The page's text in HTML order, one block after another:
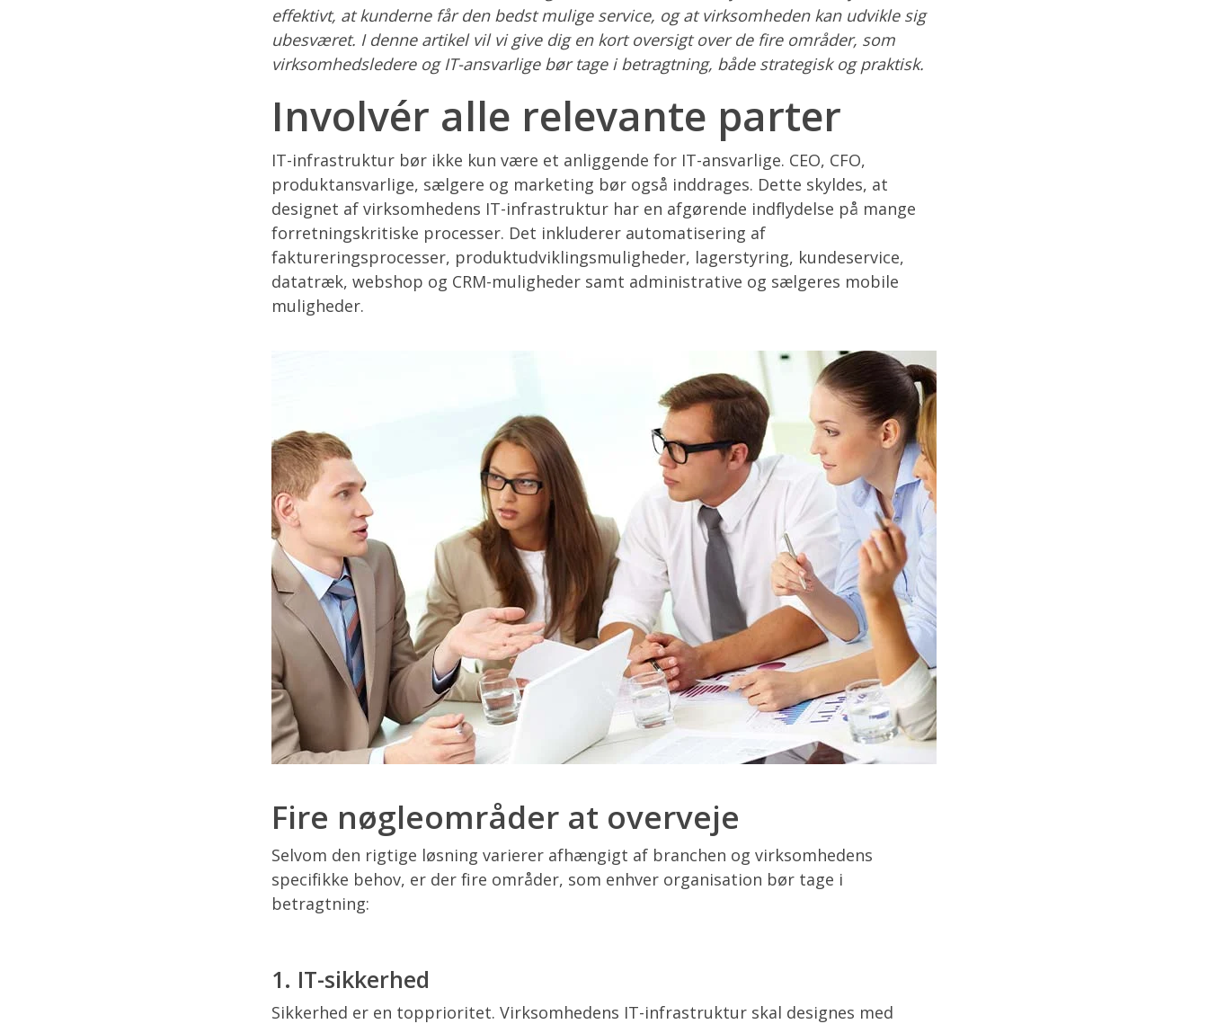
effektivt, at kunderne får den bedst mulige service, og at virksomheden kan udvikle sig
ubesværet. I denne artikel vil vi give dig en kort oversigt over de fire områder, som
virksomhedsledere og IT-ansvarlige bør tage i betragtning, både strategisk og praktisk.
Involvér alle relevante parter
IT-infrastruktur bør ikke kun være et anliggende for IT-ansvarlige. CEO, CFO,
produktansvarlige, sælgere og marketing bør også inddrages. Dette skyldes, at
designet af virksomhedens IT-infrastruktur har en afgørende indflydelse på mange
forretningskritiske processer. Det inkluderer automatisering af
faktureringsprocesser, produktudviklingsmuligheder, lagerstyring, kundeservice,
datatræk, webshop og CRM-muligheder samt administrative og sælgeres mobile
muligheder.
Fire nøgleområder at overveje
Selvom den rigtige løsning varierer afhængigt af branchen og virksomhedens
specifikke behov, er der fire områder, som enhver organisation bør tage i
betragtning:
1. IT-sikkerhed
Sikkerhed er en topprioritet. Virksomhedens IT-infrastruktur skal designes med